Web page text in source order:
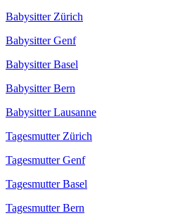
Babysitter Zürich
Babysitter Genf
Babysitter Basel
Babysitter Bern
Babysitter Lausanne
Tagesmutter Zürich
Tagesmutter Genf
Tagesmutter Basel
Tagesmutter Bern